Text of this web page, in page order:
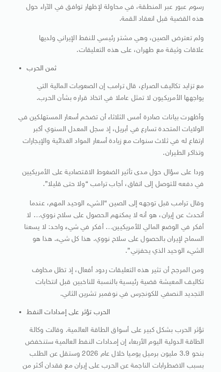
رسوم عبور عبر المنطقة، في محاولة لإظهار توافق في الآراء حول
هذه القضية قبل انعقاد القمة.
ولم تعترض الصين، وهي مشتر رئيسي للنفط الإيراني ولديها
علاقات وثيقة مع طهران، على هذه التعليقات.
ثمن الحرب
مع تزايد تكاليف الصراع، قال ترامب إن الصعوبات المالية التي
يواجهها الأمريكيون لا تمثل عاملا في اتخاذ قراره بشأن الحرب.
وأظهرت بيانات صادرة أمس الثلاثاء أن تضخم أسعار المستهلكين ​في
الولايات المتحدة تسارع في أبريل، إذ سجل المعدل السنوي أكبر
ارتفاع له في ثلاث سنوات مع زيادة أسعار المواد الغذائية والإيجارات
وتذاكر الطيران.
وردا على سؤال حول مدى ​تأثير الضغوط الاقتصادية على الأمريكيين
في دفعه للتوصل إلى اتفاق، أجاب ترامب “ولا حتى قليلا”.
وقال ترامب قبل توجهه إلى الصين “الشيء الوحيد المهم، عندما
أتحدث عن إيران، هو أنه لا يمكنهم الحصول على سلاح نووي… ‌لا
أفكر ⁠في الوضع المالي للأمريكيين… أفكر في شيء واحد: لا يسعنا
السماح لإيران بالحصول على سلاح نووي. هذا كل شيء. هذا هو
الشيء الوحيد الذي يحفزني”.
ومن المرجح أن تثير هذه التعليقات ردود أفعال، إذ تظل مخاوف
تكاليف المعيشة قضية رئيسية بالنسبة للناخبين قبل انتخابات
التجديد النصفي للكونجرس في نوفمبر تشرين الثاني.
الحرب تؤثر على إمدادات النفط
تؤثر الحرب بشكل كبير على أسواق الطاقة العالمية. وقالت وكالة
الطاقة الدولية اليوم الأربعاء إن إمدادات النفط العالمية ستنخفض
بنحو 3.9 مليون برميل يوميا خلال عام 2026 وستقل عن الطلب
بسبب الاضطرابات الناجمة عن الحرب على إيران ​مع فقدان أكثر من